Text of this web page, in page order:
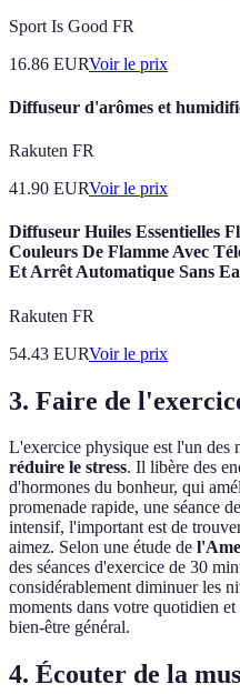
Sport Is Good FR
16.86 EURVoir le prix
Diffuseur d'arômes et
Rakuten FR
41.90 EURVoir le prix
Diffuseur Huiles Essentielles
Couleurs De Flamme Avec
Et Arrêt Automatique Sans
Rakuten FR
54.43 EURVoir le prix
3. Faire de
L'exercice physique est l'un des
réduire le stress. Il libère des
d'hormones du bonheur, qui
promenade rapide, une séance
intensif, l'important est de
aimez. Selon une étude de
des séances d'exercice de 30
considérablement diminuer les
moments dans votre quotidien
bien-être général.
4. Écouter de la